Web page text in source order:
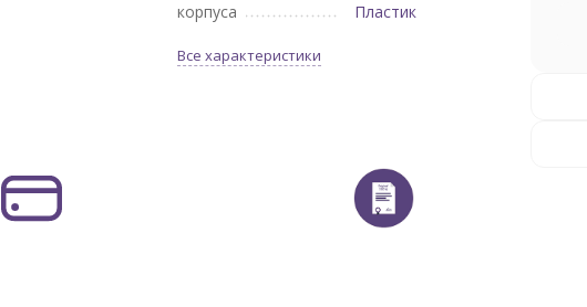
корпуса
Пластик
Все характеристики